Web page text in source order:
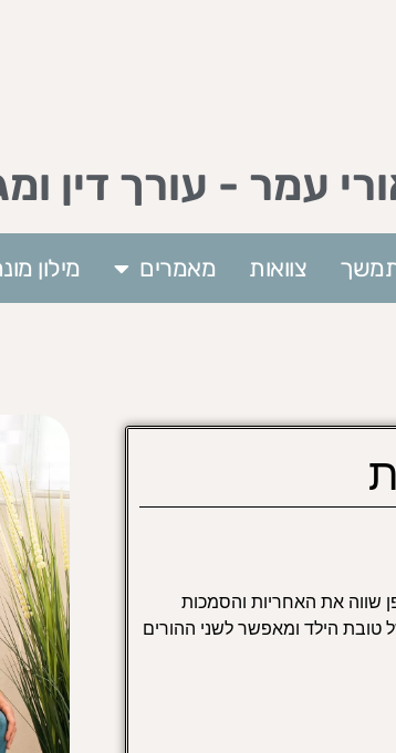
עמר - עורך דין
צוואות מאמרים מילון
שווה את האחריות והסמכות
טובת הילד ומאפשר לשני ההורים